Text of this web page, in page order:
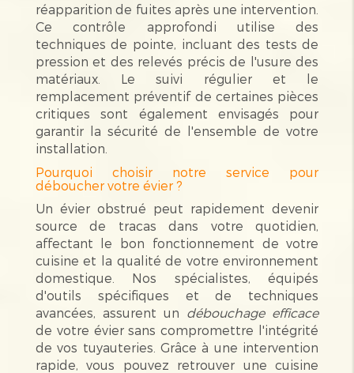
réapparition de fuites après une intervention.
Ce contrôle approfondi utilise des
techniques de pointe, incluant des tests de
pression et des relevés précis de l'usure des
matériaux. Le suivi régulier et le
remplacement préventif de certaines pièces
critiques sont également envisagés pour
garantir la sécurité de l'ensemble de votre
installation.
Pourquoi choisir notre service pour
déboucher votre évier ?
Un évier obstrué peut rapidement devenir
source de tracas dans votre quotidien,
affectant le bon fonctionnement de votre
cuisine et la qualité de votre environnement
domestique. Nos spécialistes, équipés
d'outils spécifiques et de techniques
avancées, assurent un débouchage efficace
de votre évier sans compromettre l'intégrité
de vos tuyauteries. Grâce à une intervention
rapide, vous pouvez retrouver une cuisine